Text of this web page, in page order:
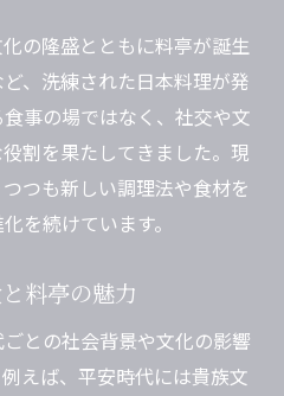
和食文化の影響
れた理由を歴史から知る
つわる逸話と和食の関係
り方と文化的意味合い
和食の特徴
を時代別に徹底解説
る料亭の変遷ポイント
料亭の違いを比較
が変化した理由とは
の隆盛とともに料亭が誕生
、洗練された日本料理が発
事の場ではなく、社交や文
割を果たしてきました。現
つも新しい調理法や食材を
を続けています。
料亭の魅力
との社会背景や文化の影響
えば、平安時代には貴族文